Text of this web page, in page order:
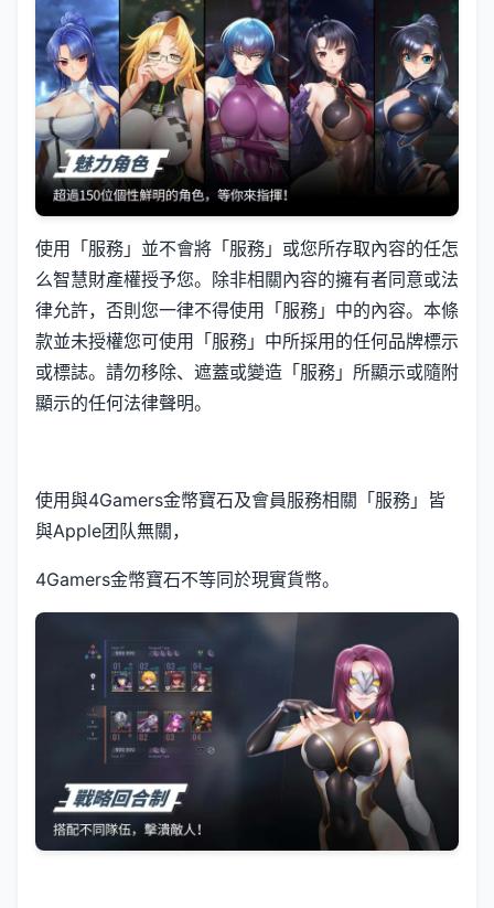
使用「服務」並不會將「服務」或您所存取內容的任怎
么智慧財產權授予您。除非相關內容的擁有者同意或法
律允許，否則您一律不得使用「服務」中的內容。本條
款並未授權您可使用「服務」中所採用的任何品牌標示
或標誌。請勿移除、遮蓋或變造「服務」所顯示或隨附
顯示的任何法律聲明。
使用與4Gamers金幣寶石及會員服務相關「服務」皆
與Apple团队無關，
4Gamers金幣寶石不等同於現實貨幣。